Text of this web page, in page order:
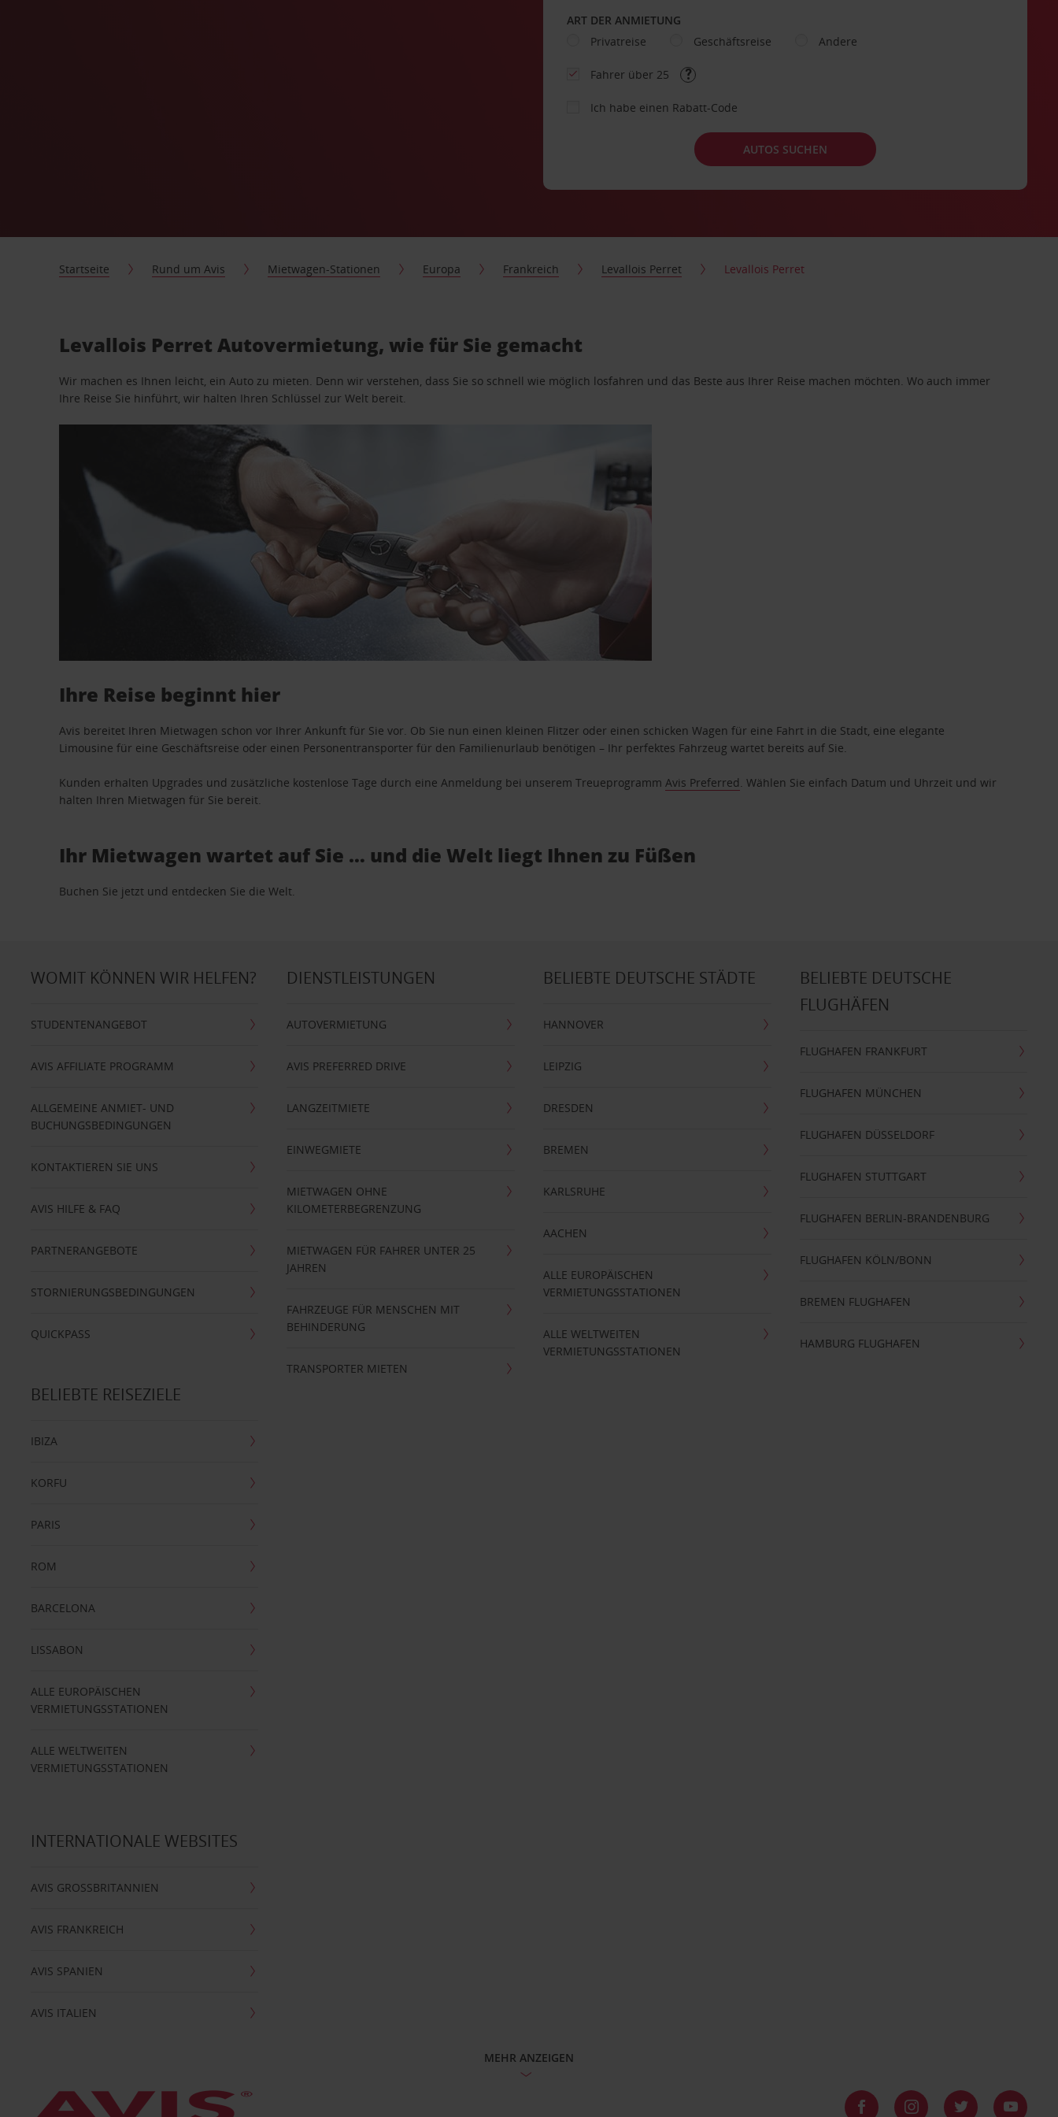
ART DER ANMIETUNG
Privatreise
Geschäftsreise Andere
Fahrer über 25
Ich habe einen Rabatt-Code
AUTOS SUCHEN
Startseite Rund um Avis Mietwagen-Stationen Europa Frankreich Levallois Perret Levallois Perret
Levallois Perret Autovermietung, wie für Sie gemacht
Wir machen es Ihnen leicht, ein Auto zu mieten. Denn wir verstehen, dass Sie so schnell wie möglich losfahren und das Beste aus Ihrer Reise machen möchten. Wo auch immer
Ihre Reise Sie hinführt, wir halten Ihren Schlüssel zur Welt bereit.
Ihre Reise beginnt hier
Avis bereitet Ihren Mietwagen schon vor Ihrer Ankunft für Sie vor. Ob Sie nun einen kleinen Flitzer oder einen schicken Wagen für eine Fahrt in die Stadt, eine elegante
Limousine für eine Geschäftsreise oder einen Personentransporter für den Familienurlaub benötigen – Ihr perfektes Fahrzeug wartet bereits auf Sie.
Kunden erhalten Upgrades und zusätzliche kostenlose Tage durch eine Anmeldung bei unserem TreueprogrammAvis Preferred. Wählen Sie einfach Datum und Uhrzeit und wir
halten Ihren Mietwagen für Sie bereit.
Ihr Mietwagen wartet auf Sie … und die Welt liegt Ihnen zu Füßen
Buchen Sie jetzt und entdecken Sie die Welt.
WOMIT KÖNNEN WIR HELFEN?
STUDENTENANGEBOT
AVIS AFFILIATE PROGRAMM
ALLGEMEINE ANMIET- UND
BUCHUNGSBEDINGUNGEN
KONTAKTIEREN SIE UNS
AVIS HILFE & FAQ
PARTNERANGEBOTE
STORNIERUNGSBEDINGUNGEN
QUICKPASS
DIENSTLEISTUNGEN
AUTOVERMIETUNG
AVIS PREFERRED DRIVE
LANGZEITMIETE
EINWEGMIETE
MIETWAGEN OHNE
KILOMETERBEGRENZUNG
MIETWAGEN FÜR FAHRER UNTER 25
JAHREN
FAHRZEUGE FÜR MENSCHEN MIT
BEHINDERUNG
TRANSPORTER MIETEN
BELIEBTE DEUTSCHE STÄDTE
HANNOVER
LEIPZIG
DRESDEN
BREMEN
KARLSRUHE
AACHEN
ALLE EUROPÄISCHEN
VERMIETUNGSSTATIONEN
ALLE WELTWEITEN
VERMIETUNGSSTATIONEN
BELIEBTE DEUTSCHE
FLUGHÄFEN
FLUGHAFEN FRANKFURT
FLUGHAFEN MÜNCHEN
FLUGHAFEN DÜSSELDORF
FLUGHAFEN STUTTGART
FLUGHAFEN BERLIN-BRANDENBURG
FLUGHAFEN KÖLN/BONN
BREMEN FLUGHAFEN
HAMBURG FLUGHAFEN
BELIEBTE REISEZIELE
IBIZA
KORFU
PARIS
ROM
BARCELONA
LISSABON
ALLE EUROPÄISCHEN
VERMIETUNGSSTATIONEN
ALLE WELTWEITEN
VERMIETUNGSSTATIONEN
INTERNATIONALE WEBSITES
AVIS GROSSBRITANNIEN
AVIS FRANKREICH
AVIS SPANIEN
AVIS ITALIEN
MEHR ANZEIGEN